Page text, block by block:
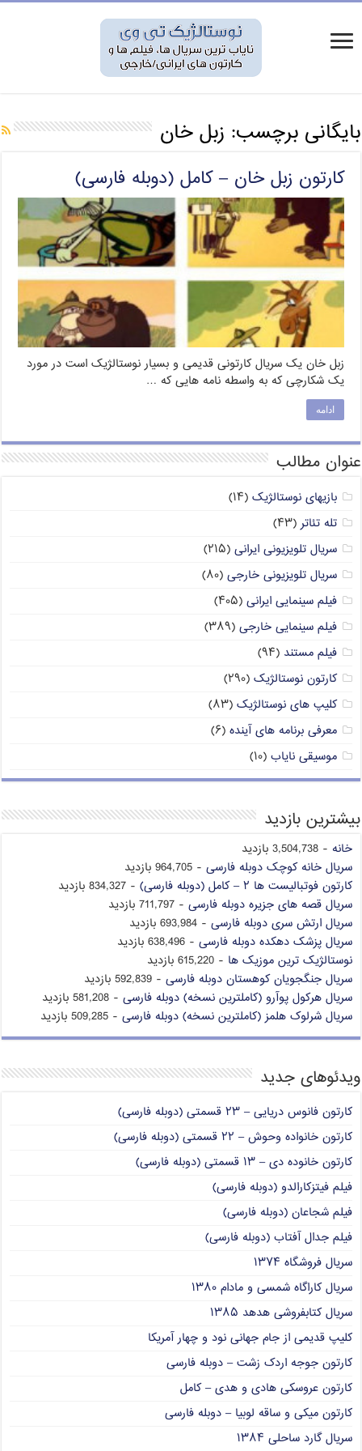
بایگانی برچسب: زبل خان
کارتون زبل خان – کامل (دوبله فارسی)
زبل خان یک سریال کارتونی قدیمی و بسیار نوستالژیک است در مورد
یک شکارچی که به واسطه نامه هایی که …
ادامه
عنوان مطالب
بازیهای نوستالژیک (۱۴)
تله تئاتر(۴۳)
سریال تلویزیونی ایرانی (۲۱۵)
سریال تلویزیونی خارجی (۸۰)
فیلم سینمایی ایرانی (۴۰۵)
فیلم سینمایی خارجی (۳۸۹)
فیلم مستند (۹۴)
کارتون نوستالژیک (۲۹۰)
کلیپ های نوستالژیک (۸۳)
معرفی برنامه های آینده (۶)
موسیقی نایاب (۱۰)
بیشترین بازدید
خانه - 3,504,738 بازدید
سریال خانه کوچک دوبله فارسی - 964,705 بازدید
کارتون فوتبالیست ها ۲ – کامل (دوبله فارسی)
- 834,327 بازدید
سریال قصه های جزیره دوبله فارسی - 711,797 بازدید
سریال ارتش سری دوبله فارسی - 693,984 بازدید
سریال پزشک دهکده دوبله فارسی - 638,496 بازدید
نوستالژیک ترین موزیک ها - 615,220 بازدید
سریال جنگجویان کوهستان دوبله فارسی - 592,839 بازدید
سریال هرکول پوآرو (کاملترین نسخه) دوبله فارسی - 581,208 بازدید
سریال شرلوک هلمز (کاملترین نسخه) دوبله فارسی - 509,285 بازدید
ویدئوهای جدید
کارتون فانوس دریایی – ۲۳ قسمتی (دوبله فارسی)
کارتون خانواده وحوش – ۲۲ قسمتی (دوبله فارسی)
کارتون خانوده دی – ۱۳ قسمتی (دوبله فارسی)
فیلم فیتزکارالدو (دوبله فارسی)
فیلم شجاعان (دوبله فارسی)
فیلم جدال آفتاب (دوبله فارسی)
سریال فروشگاه ۱۳۷۴
سریال کاراگاه شمسی و مادام ۱۳۸۰
سریال کتابفروشی هدهد ۱۳۸۵
کلیپ قدیمی از جام جهانی نود و چهار آمریکا
کارتون جوجه اردک زشت – دوبله فارسی
کارتون عروسکی هادی و هدی – کامل
کارتون میکی و ساقه لوبیا – دوبله فارسی
سریال گارد ساحلی ۱۳۸۴